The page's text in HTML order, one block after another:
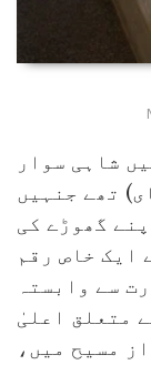
شاہی سوار
تھے جنہیں
گھوڑے کی
ایک خاص رقم
سے وابستہ
متعلق اعلیٰ
بن گئے۔ 218 قبل از مسیح میں،